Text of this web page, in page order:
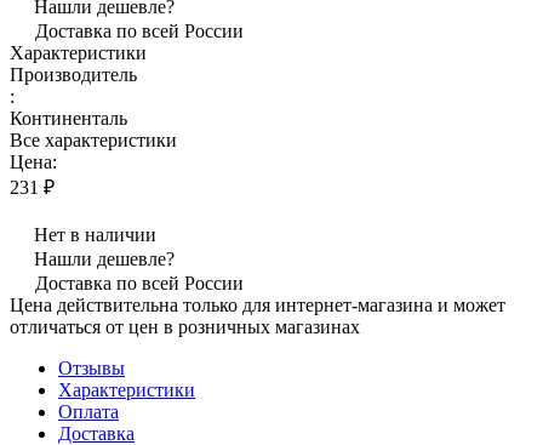
Нашли дешевле?
Доставка по всей России
Характеристики
Производитель
:
Континенталь
Все характеристики
Цена:
231 ₽
Нет в наличии
Нашли дешевле?
Доставка по всей России
Цена действительна только для интернет-магазина и может
отличаться от цен в розничных магазинах
Отзывы
Характеристики
Оплата
Доставка